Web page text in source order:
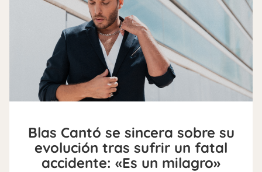
Blas Cantó se sincera sobre su
evolución tras sufrir un fatal
accidente: «Es un milagro»